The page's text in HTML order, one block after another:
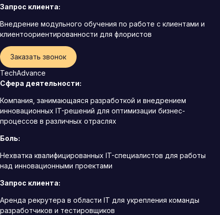
Запрос клиента:
Внедрение модульного обучения по работе с клиентами и
клиентоориентированности для флористов
Заказать звонок
TechAdvance
Сфера деятельности:
Компания, занимающаяся разработкой и внедрением
инновационных IT-решений для оптимизации бизнес-
процессов в различных отраслях
Боль:
Нехватка квалифицированных IT-специалистов для работы
над инновационными проектами
Запрос клиента:
Аренда рекрутера в области IT для укрепления команды
разработчиков и тестировщиков